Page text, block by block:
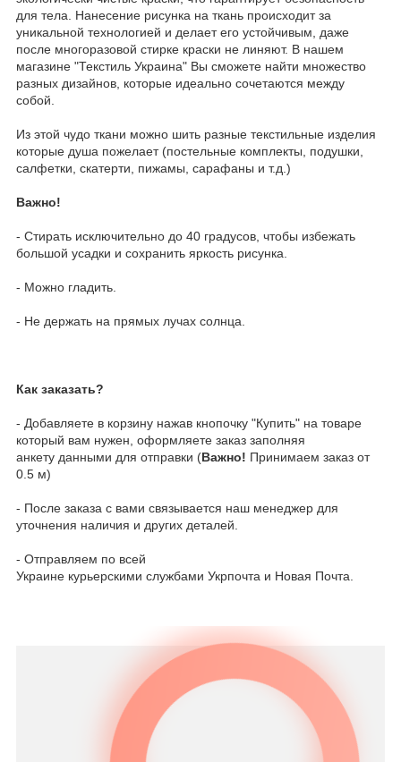
для тела. Нанесение рисунка на ткань происходит за
уникальной технологией и делает его устойчивым, даже
после многоразовой стирке краски не линяют. В нашем
магазине "Текстиль Украина" Вы сможете найти множество
разных дизайнов, которые идеально сочетаются между
собой.
Из этой чудо ткани можно шить разные текстильные изделия
которые душа пожелает (постельные комплекты, подушки,
салфетки, скатерти, пижамы, сарафаны и т.д.)
Важно!
- Стирать исключительно до 40 градусов, чтобы избежать
большой усадки и сохранить яркость рисунка.
- Можно гладить.
- Не держать на прямых лучах солнца.
Как заказать?
- Добавляете в корзину нажав кнопочку "Купить" на товаре
который вам нужен, оформляете заказ заполняя
анкету данными для отправки (Важно! Принимаем заказ от
0.5 м)
- После заказа с вами связывается наш менеджер для
уточнения наличия и других деталей.
- Отправляем по всей
Украине курьерскими службами Укрпочта и Новая Почта.